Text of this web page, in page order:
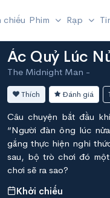
chiếu Phim Rạp
Ác Quỷ Lúc
The Midnight Man -
Thích Đánh giá
Câu chuyện bắt đầu
“Người đàn ông lúc
gắng thực hiện nghi
sau, bộ trò chơi đó
chơi sẽ ra sao?
Khởi chiếu